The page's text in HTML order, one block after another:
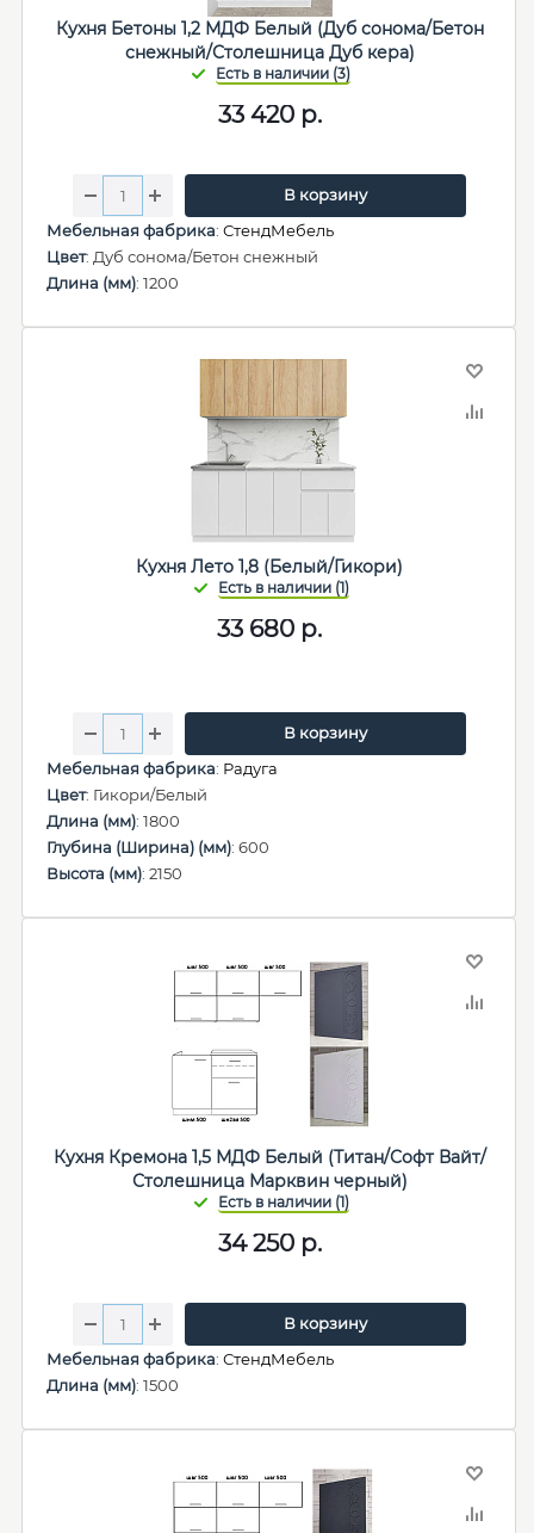
Кухня Бетоны 1,2 МДФ Белый (Дуб сонома/Бетон
снежный/Столешница Дуб кера)
33 420р.
В корзину
Мебельная фабрика: СтендМебель
Цвет: Дуб сонома/Бетон снежный
Длина (мм): 1200
Кухня Лето 1,8 (Белый/Гикори)
33 680 р.
В корзину
Мебельная фабрика: Радуга
Цвет: Гикори/Белый
Длина (мм): 1800
Глубина (Ширина) (мм): 600
Высота (мм): 2150
Кухня Кремона 1,5 МДФ Белый (Титан/Софт Вайт/
Столешница Марквин черный)
34 250р.
В корзину
Мебельная фабрика: СтендМебель
Длина (мм): 1500